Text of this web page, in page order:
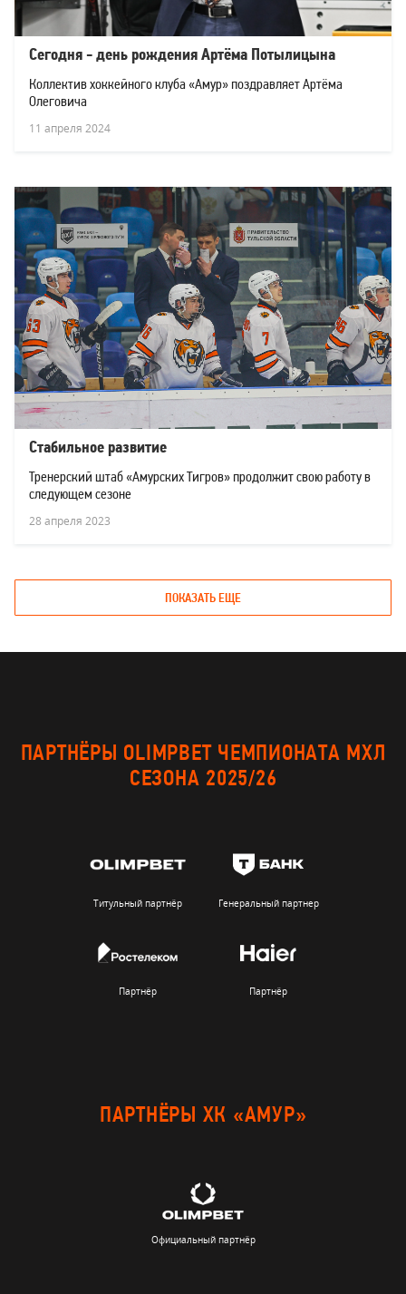
Сегодня - день рождения Артёма Потылицына
Коллектив хоккейного клуба «Амур» поздравляет Артёма
Олеговича
11 апреля 2024
Стабильное развитие
Тренерский штаб «Амурских Тигров» продолжит свою работу в
следующем сезоне
28 апреля 2023
ПОКАЗАТЬ ЕЩЕ
ПАРТНЁРЫ OLIMPBET ЧЕМПИОНАТА МХЛ
СЕЗОНА 2025/26
Титульный партнёр Генеральный партнер
Партнёр Партнёр
ПАРТНЁРЫ ХК «АМУР»
Официальный партнёр